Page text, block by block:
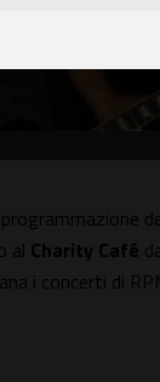
al Charity Café
i concerti di